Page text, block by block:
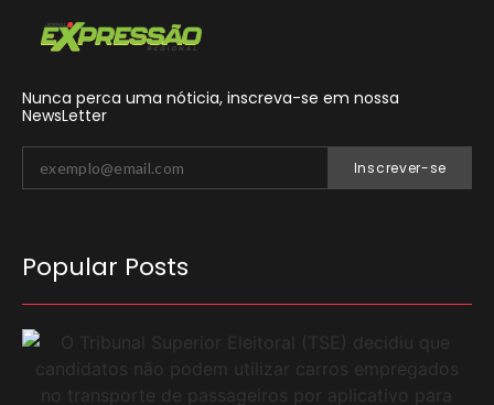
Nunca perca uma nóticia, inscreva-se em nossa
NewsLetter
Inscrever-se
Popular Posts